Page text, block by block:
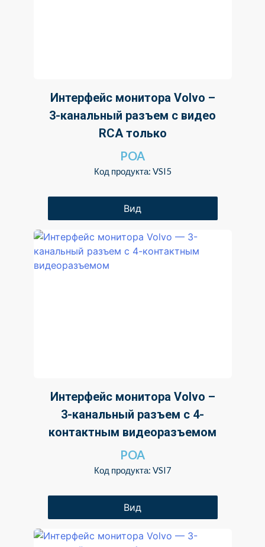
Интерфейс монитора Volvo –
3-канальный разъем с видео
RCA только
POA
Код продукта: VSI5
Вид
Интерфейс монитора Volvo –
3-канальный разъем с 4-
контактным видеоразъемом
POA
Код продукта: VSI7
Вид